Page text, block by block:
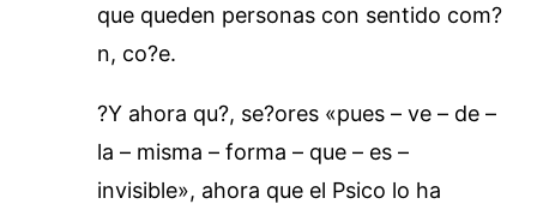
que queden personas con sentido com?
n, co?e.
?Y ahora qu?, se?ores «pues – ve – de –
la – misma – forma – que – es –
invisible», ahora que el Psico lo ha